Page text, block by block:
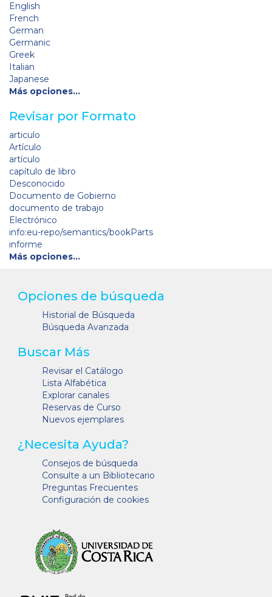
English
French
German
Germanic
Greek
Italian
Japanese
Más opciones…
Revisar por Formato
articulo
Artículo
artículo
capítulo de libro
Desconocido
Documento de Gobierno
documento de trabajo
Electrónico
info:eu-repo/semantics/bookParts
informe
Más opciones…
Opciones de búsqueda
Historial de Búsqueda
Búsqueda Avanzada
Buscar Más
Revisar el Catálogo
Lista Alfabética
Explorar canales
Reservas de Curso
Nuevos ejemplares
¿Necesita Ayuda?
Consejos de búsqueda
Consulte a un Bibliotecario
Preguntas Frecuentes
Configuración de cookies